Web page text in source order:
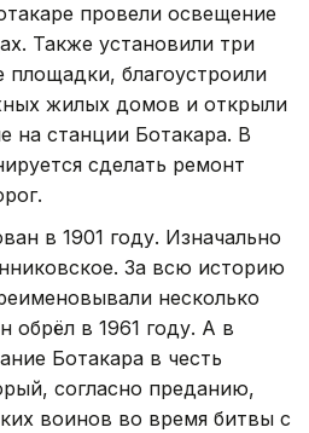
провели освещение
Также установили три
благоустроили
жилых домов и открыли
на станции Ботакара. В
сделать ремонт
в 1901 году. Изначально
За всю историю
несколько
обрёл в 1961 году. А в
Ботакара в честь
согласно преданию,
воинов во время битвы с